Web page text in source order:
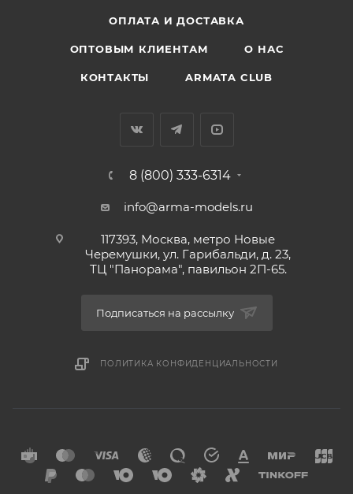
ОПЛАТА И ДОСТАВКА
ОПТОВЫМ КЛИЕНТАМ О НАС
КОНТАКТЫ ARMATA CLUB
8 (800) 333-6314
info@arma-models.ru
117393, Москва, метро Новые
Черемушки, ул. Гарибальди, д. 23,
ТЦ "Панорама", павильон 2П-65.
Подписаться на рассылку
ПОЛИТИКА КОНФИДЕНЦИАЛЬНОСТИ